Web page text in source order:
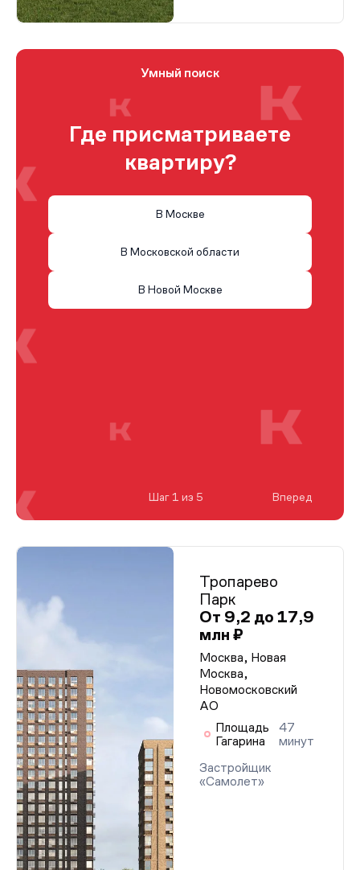
Тропарево
Парк
От 9,2 до 17,9
млн ₽
Москва, Новая
Москва,
Новомосковский
АО
Площадь
Гагарина
47
минут
Застройщик
«Самолет»
Умный поиск
Где присматриваете
квартиру?
В Москве
В Московской области
В Новой Москве
Шаг 1 из 5 Вперед